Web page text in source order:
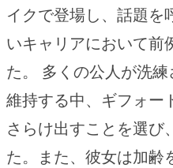
イクで登場し、話題を
いキャリアにおいて前
た。 多くの公人が洗
維持する中、ギフォー
さらけ出すことを選び
た。また、彼女は加齢